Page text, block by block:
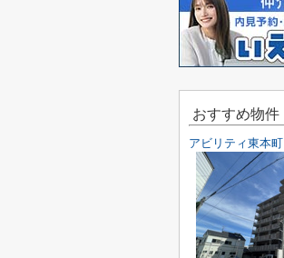
おすすめ物件
アビリティ東本町